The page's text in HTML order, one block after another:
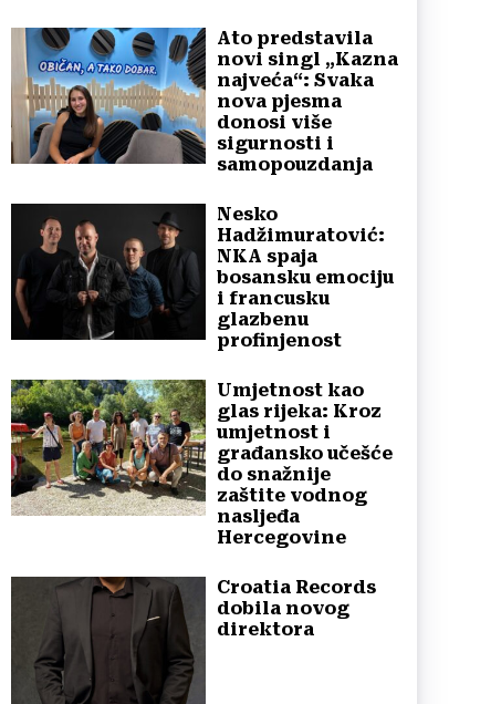
Ato predstavila
novi singl „Kazna
najveća“: Svaka
nova pjesma
donosi više
sigurnosti i
samopouzdanja
Nesko
Hadžimuratović:
NKA spaja
bosansku emociju
i francusku
glazbenu
profinjenost
Umjetnost kao
glas rijeka: Kroz
umjetnost i
građansko učešće
do snažnije
zaštite vodnog
nasljeđa
Hercegovine
Croatia Records
dobila novog
direktora